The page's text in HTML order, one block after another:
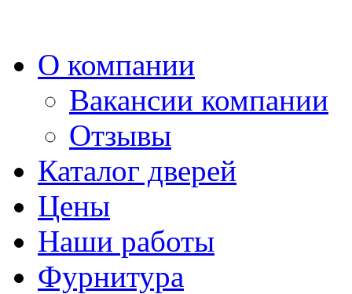
О компании
Вакансии компании
Отзывы
Каталог дверей
Цены
Наши работы
Фурнитура